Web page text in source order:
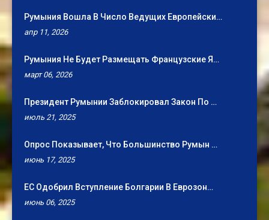
Румыния Вошла В Число Ведущих Европейски…
апр 11, 2026
Румыния Не Будет Размещать Французские Я…
март 06, 2026
Президент Румынии Заблокировал Закон По …
июль 21, 2025
Опрос Показывает, Что Большинство Румын …
июнь 17, 2025
ЕС Одобрил Вступление Болгарии В Еврозон…
июнь 06, 2025